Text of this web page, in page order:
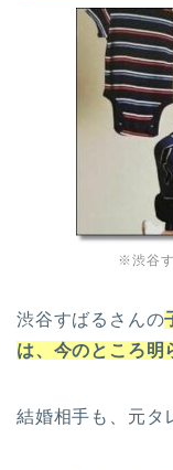
※渋谷
渋谷すばるさんの
は、今のところ明
結婚相手も、元タ